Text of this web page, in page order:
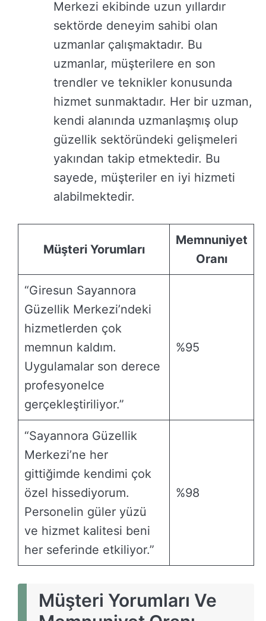
Merkezi ekibinde uzun yıllardır
sektörde deneyim sahibi olan
uzmanlar çalışmaktadır. Bu
uzmanlar, müşterilere en son
trendler ve teknikler konusunda
hizmet sunmaktadır. Her bir uzman,
kendi alanında uzmanlaşmış olup
güzellik sektöründeki gelişmeleri
yakından takip etmektedir. Bu
sayede, müşteriler en iyi hizmeti
alabilmektedir.
Müşteri Yorumları
Memnuniyet
Oranı
“Giresun Sayannora
Güzellik Merkezi’ndeki
hizmetlerden çok
memnun kaldım.
Uygulamalar son derece
profesyonelce
gerçekleştiriliyor.”
%95
“Sayannora Güzellik
Merkezi’ne her
gittiğimde kendimi çok
özel hissediyorum.
Personelin güler yüzü
ve hizmet kalitesi beni
her seferinde etkiliyor.”
%98
Müşteri Yorumları Ve